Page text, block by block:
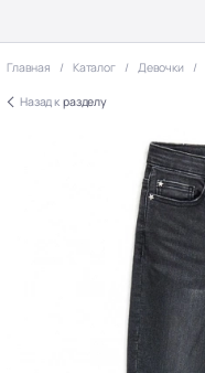
Главная Каталог Девочки
Назад к разделу